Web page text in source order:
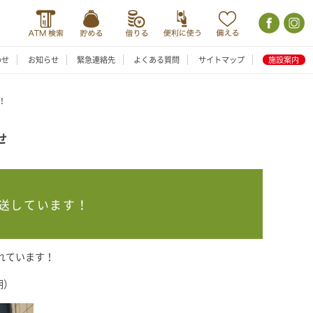
せ お知らせ 緊急連絡先 よくある質問 サイトマップ 施設案内
しています！
います！